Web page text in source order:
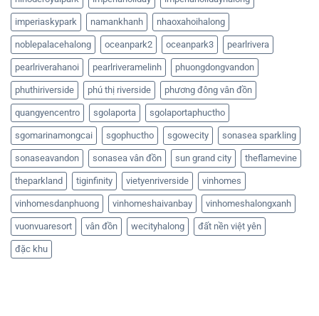
imperiaskypark namankhanh nhaoxahoihalong
noblepalacehalong oceanpark2 oceanpark3 pearlrivera
pearlriverahanoi pearlriveramelinh phuongdongvandon
phuthiriverside phú thị riverside phương đông vân đồn
quangyencentro sgolaporta sgolaportaphuctho
sgomarinamongcai sgophuctho sgowecity sonasea sparkling
sonaseavandon sonasea vân đồn sun grand city theflamevine
theparkland tiginfinity vietyenriverside vinhomes
vinhomesdanphuong vinhomeshaivanbay vinhomeshalongxanh
vuonvuaresort vân đồn wecityhalong đất nền việt yên
đặc khu